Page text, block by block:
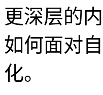
更深层的
如何面对
化。